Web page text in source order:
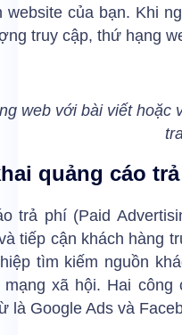
website của bạn. Khi
truy cập, thứ hạng
web với bài viết hoặc
quảng cáo
trả phí (Paid
tiếp cận khách hàng
tìm kiếm nguồn
xã hội. Hai
là Google Ads và